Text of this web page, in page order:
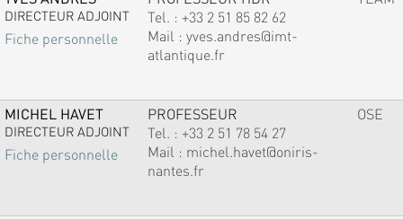
DIRECTEUR ADJOINT
Fiche personnelle
Tel. : +33 2 51 85 82 62
Mail : yves.andres@imt-
atlantique.fr
MICHEL HAVET
DIRECTEUR ADJOINT
Fiche personnelle
PROFESSEUR
Tel. : +33 2 51 78 54 27
Mail : michel.havet@oniris-
nantes.fr
OSE